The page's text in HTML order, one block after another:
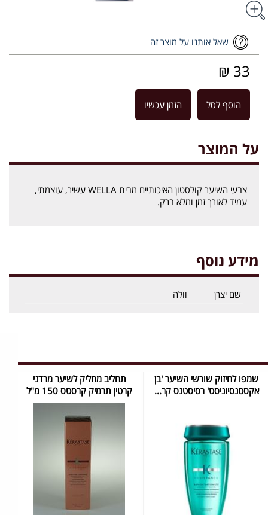
שאל אותנו על מוצר זה
33 ₪
הוסף לסל הזמן עכשיו
על המוצר
צבעי השיער קולסטון האיכותיים מבית WELLA עשיר, עוצמתי,
עמיד לאורך זמן ומלא ברק.
מידע נוסף
שם יצרן וולה
שמפו לחיזוק שורשי השיער 'בן
אקסטנסיוניסט' רסיסטנס קר...
תחליב מחליק לשיער מרדני
קרטין תרמיק קרסטס 150 מ"ל